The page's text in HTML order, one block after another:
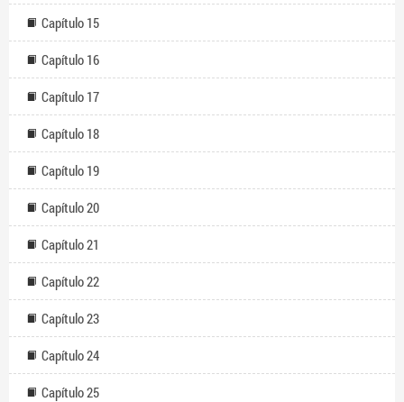
Capítulo 15
Capítulo 16
Capítulo 17
Capítulo 18
Capítulo 19
Capítulo 20
Capítulo 21
Capítulo 22
Capítulo 23
Capítulo 24
Capítulo 25